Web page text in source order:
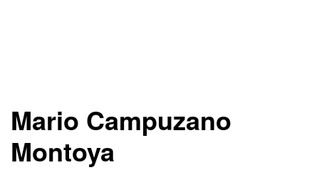
Mario Campuzano
Montoya